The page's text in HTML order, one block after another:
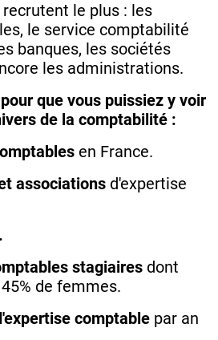
le plus : les
le service comptabilité
banques, les sociétés
les administrations.
que vous puissiez y voir
de la comptabilité :
en France.
associations d'expertise
stagiaires dont
de femmes.
comptable par an